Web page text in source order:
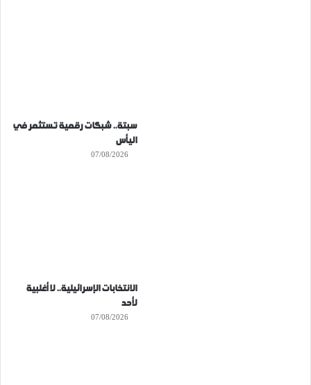
سبتة.. شبكات رقمية تستثمر في
اليأس
07/08/2026
الانتخابات الإسرائيلية.. لا أغلبية
لأحد
07/08/2026